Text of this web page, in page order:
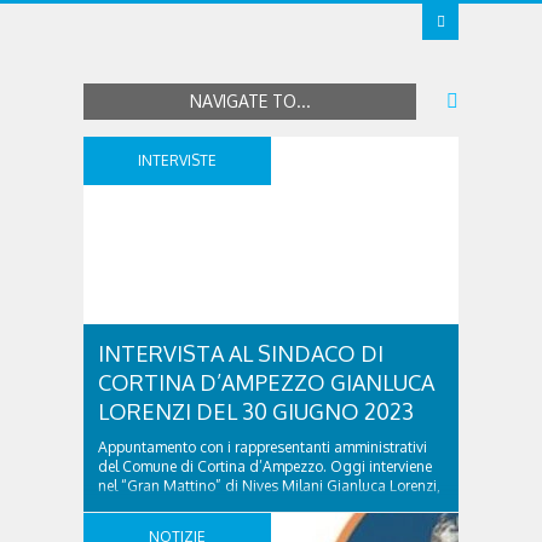
NAVIGATE TO...
INTERVISTE
INTERVISTA AL SINDACO DI
CORTINA D’AMPEZZO GIANLUCA
LORENZI DEL 30 GIUGNO 2023
Appuntamento con i rappresentanti amministrativi
del Comune di Cortina d’Ampezzo. Oggi interviene
nel “Gran Mattino” di Nives Milani Gianluca Lorenzi,
si concentra sopratutto su un aggiornamento dei
NOTIZIE